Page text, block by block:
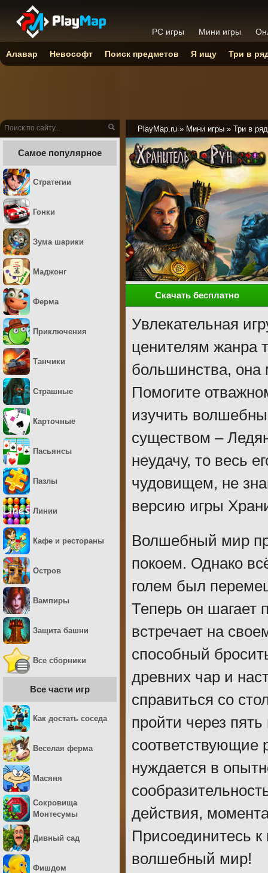
PlayMap.ru » Мини игры » Три в ряд
Скачать бесплатно
Увлекательная
ценителям жанра
большинства, она
Помогите
изучить
существом –
неудачу, то весь
чудовищем, не
версию игры
Волшебный мир
покоем. Однако
голем был
Теперь он шагает
встречает на
способный
древних чар и
справиться со
пройти через
соответствующие
нуждается в
действия,
Присоединитесь к
волшебный мир!
Самое популярное
Стратегии
Гонки
Зума шарики
Маджонг
Ферма
Приключения
Танчики
Страшные
Карточные
Пасьянсы
Пазлы
Линии
Кафе и рестораны
Остров
Вампиры
Защита башни
Все сборники
Все части игр
Как достать соседа
Веселая ферма
Масяня
Сокровища
Монтесумы
Дивный сад
Фишдом
PC игры Мини игры
Алавар Невософт Поиск предметов Я ищу Три в